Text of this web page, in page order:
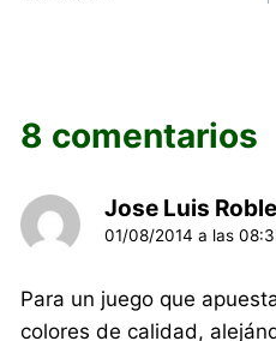
8 comentarios
Jose Luis
01/08/2014 a las
Para un juego que
colores de calidad,